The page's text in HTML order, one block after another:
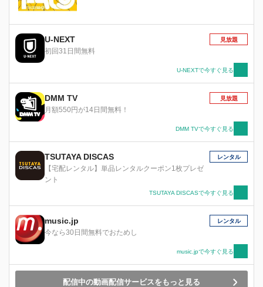
U-NEXT
初回31日間無料
見放題
U-NEXTで今すぐ見る
DMM TV
月額550円が14日間無料！
見放題
DMM TVで今すぐ見る
TSUTAYA DISCAS
【宅配レンタル】単品レンタルクーポン1枚プレゼ
ント
レンタル
TSUTAYA DISCASで今すぐ見る
music.jp
今なら30日間無料でおためし
レンタル
music.jpで今すぐ見る
配信中の動画配信サービスをもっと見る